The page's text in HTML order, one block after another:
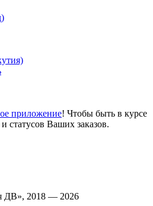
приложение! Чтобы быть в курсе
статусов Ваших заказов.
ДВ», 2018 — 2026